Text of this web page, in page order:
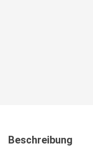
Beschreibung